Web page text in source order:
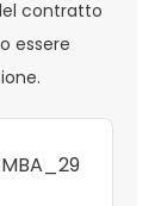
contratto
essere